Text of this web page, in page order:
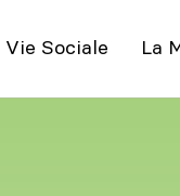
Vie Sociale La